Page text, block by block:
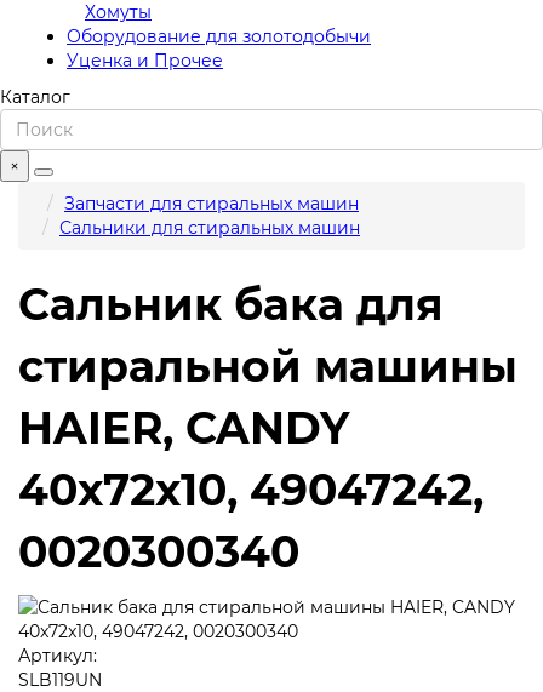
Хомуты
Оборудование для золотодобычи
Уценка и Прочее
Каталог
×
Запчасти для стиральных машин
Сальники для стиральных машин
Сальник бака для
стиральной машины
HAIER, CANDY
40x72x10, 49047242,
0020300340
Артикул:
SLB119UN